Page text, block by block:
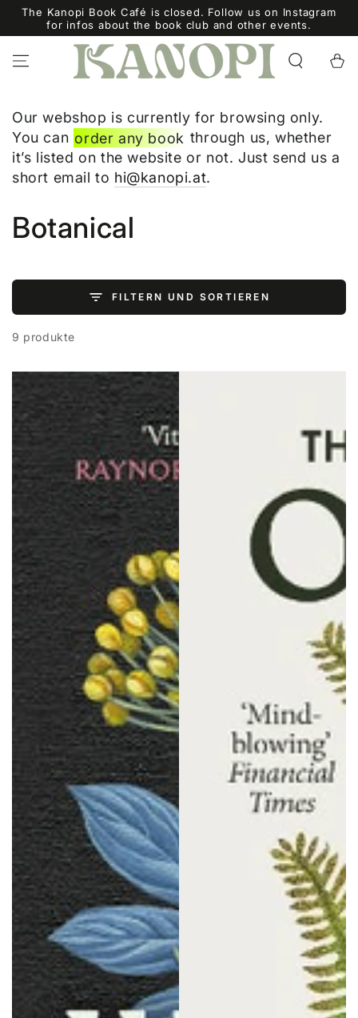
ZUM INHALT
SPRINGEN
The Kanopi Book Café is closed. Follow us on Instagram
for infos about the book club and other events.
Our webshop is currently for browsing only.
You can order any book through us, whether
it’s listed on the website or not. Just send us a
short email to hi@kanopi.at.
Kollektion:
Botanical
FILTERN UND SORTIEREN
9 produkte